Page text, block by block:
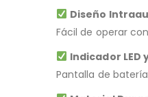
Diseño
Fácil de operar
Indicador LED
Pantalla de